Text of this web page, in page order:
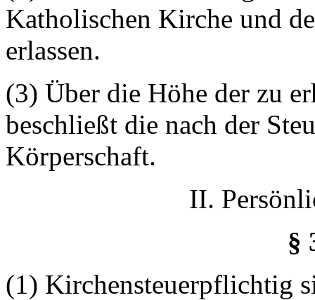
Katholischen Kirche und
erlassen.
(3) Über die Höhe der zu
beschließt die nach der
Körperschaft.
II.
§
(1) Kirchensteuerpflichtig